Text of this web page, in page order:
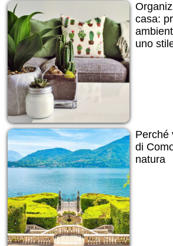
casa:
uno
Perché
di
natura